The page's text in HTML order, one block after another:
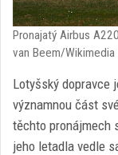
Pronajatý Airbus
van Beem/Wikimedia
Lotyšský dopravce
významnou část
těchto pronájmech
jeho letadla vedle